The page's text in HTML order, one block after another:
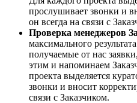
прослушивает звонки и
он всегда на связи с
Проверка менеджеров
максимального
получаемые от нас
этим и напоминаем
проекта выделяется
звонки и вносит
связи с Заказчиком.